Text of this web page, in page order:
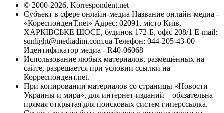
© 2000-2026, Korrespondent.net
Субъект в сфере онлайн-медиа Название онлайн-медиа -
«КореспонденТ.net» Адрес: 02091, місто Київ,
ХАРКІВСЬКЕ ШОСЕ, будинок 172-Б, офіс 208/1 E-mail:
sunlight@mediadim.com.ua Телефон: 044-205-43-00
Идентификатор медиа - R40-06068
Использование любых материалов, размещённых на
сайте, разрешается при условии ссылки на
Корреспондент.net.
При копировании материалов со страницы «Новости
Украины и мира», для интернет-изданий – обязательна
прямая открытая для поисковых систем гиперссылка.